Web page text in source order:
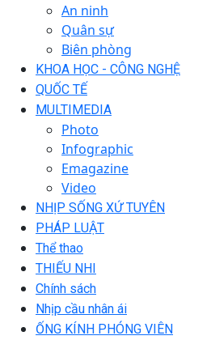
An ninh
Quân sự
Biên phòng
KHOA HỌC - CÔNG NGHỆ
QUỐC TẾ
MULTIMEDIA
Photo
Infographic
Emagazine
Video
NHỊP SỐNG XỨ TUYÊN
PHÁP LUẬT
Thể thao
THIẾU NHI
Chính sách
Nhịp cầu nhân ái
ỐNG KÍNH PHÓNG VIÊN